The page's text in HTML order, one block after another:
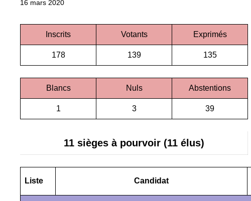
16 mars 2020
Inscrits Votants Exprimés
178 139 135
Blancs Nuls Abstentions
1 3 39
11 sièges à pourvoir (11 élus)
Liste Candidat